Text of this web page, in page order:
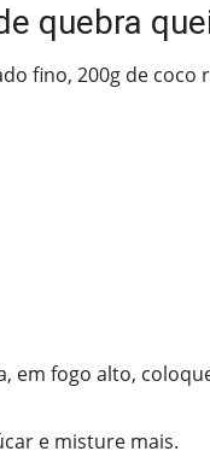
quebra
fino, 200g de coco
em fogo alto,
e misture mais.